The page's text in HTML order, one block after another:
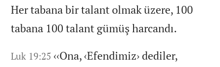
Her tabana bir talant olmak üzere, 100
tabana 100 talant gümüş harcandı.
Luk 19:25 ‹‹Ona,‹Efendimiz› dediler,